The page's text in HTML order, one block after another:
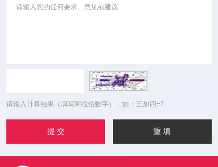
请输入计算结果（填写阿拉伯数字），如：三加四=7